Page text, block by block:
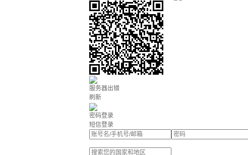
服务器出错
刷新
密码登录
短信登录